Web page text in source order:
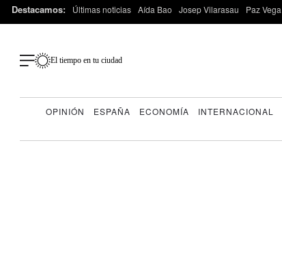
Destacamos: Últimas noticias Aída Bao Josep Vilarasau Paz Vega
El tiempo en tu ciudad
OPINIÓN ESPAÑA ECONOMÍA INTERNACIONAL